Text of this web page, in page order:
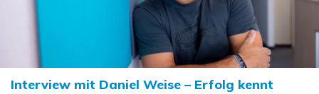
Interview mit Daniel Weise – Erfolg kennt